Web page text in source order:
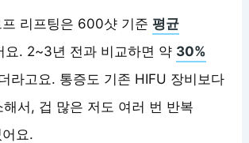
프 리프팅은 600샷 기준평균
요. 2~3년 전과 비교하면 약 30%
라고요. 통증도 기존 HIFU 장비보다
서, 겁 많은 저도 여러 번 반복
요.